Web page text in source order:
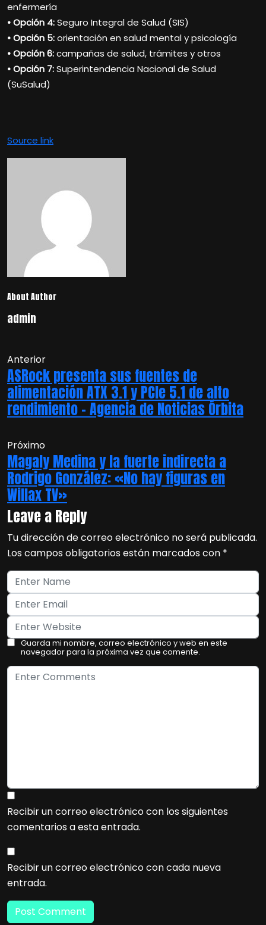
enfermería
• Opción 4:Seguro Integral de Salud (SIS)
• Opción 5:orientación en salud mental y psicología
• Opción 6:campañas de salud, trámites y otros
• Opción 7:Superintendencia Nacional de Salud
(SuSalud)
Source link
About Author
admin
Anterior
ASRock presenta sus fuentes de
alimentación ATX 3.1 y PCIe 5.1 de alto
rendimiento – Agencia de Noticias Órbita
Próximo
Magaly Medina y la fuerte indirecta a
Rodrigo González: «No hay figuras en
Willax TV»
Leave a Reply
Tu dirección de correo electrónico no será publicada.
Los campos obligatorios están marcados con *
Guarda mi nombre, correo electrónico y web en este
navegador para la próxima vez que comente.
Recibir un correo electrónico con los siguientes
comentarios a esta entrada.
Recibir un correo electrónico con cada nueva
entrada.